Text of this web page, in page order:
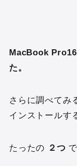
MacBook
た。
さらに調べてみ
インストールす
たったの ２つ